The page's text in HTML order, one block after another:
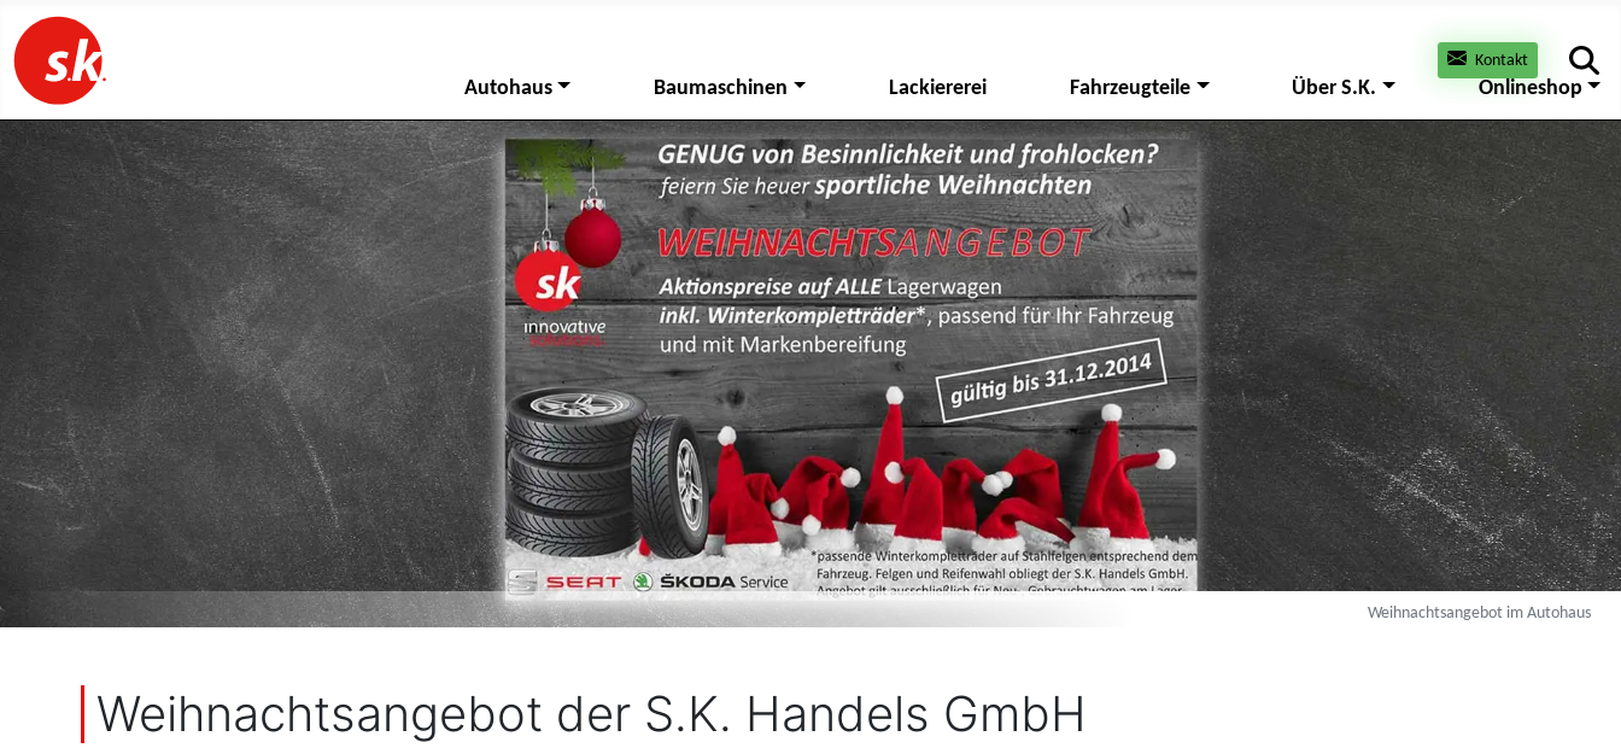
Kontakt
Autohaus Baumaschinen Lackiererei Fahrzeugteile Über S.K. Onlineshop
Weihnachtsangebot im Autohaus
Weihnachtsangebot der S.K. Handels GmbH